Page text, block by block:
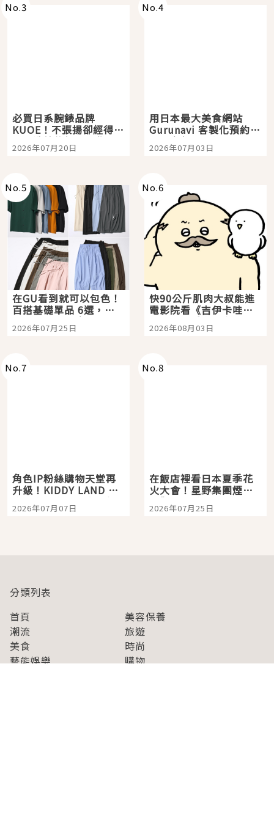
No.3
必買日系腕錶品牌
KUOE！不張揚卻經得起
時間洗鍊的經典之作五
選
2026年07月20日
No.4
用日本最大美食網站
Gurunavi 客製化預約九
大都市餐廳，打造專屬
美食體驗！
2026年07月03日
No.5
在GU看到就可以包色！
百搭基礎單品 6選，閉
眼全收也不心疼
2026年07月25日
No.6
快90公斤肌肉大叔能進
電影院看《吉伊卡哇》
嗎？日本重金屬樂團
「打首」會長與nagano
2026年08月03日
No.7
角色IP粉絲購物天堂再
升級！KIDDY LAND 原
宿店吉伊卡哇迎客，新
開幕 OMOKADO 店3分
2026年07月07日
No.8
在飯店裡看日本夏季花
火大會！星野集團煙火
景觀飯店6選，讓你不用
人擠人悠閒欣賞
2026年07月25日
分類列表
首頁
美容保養
潮流
旅遊
美食
時尚
藝能娛樂
購物